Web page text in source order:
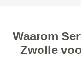
Waarom
Zwolle